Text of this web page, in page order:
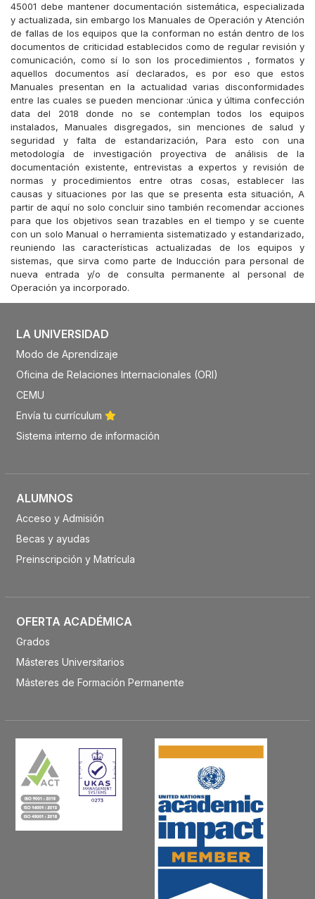
45001 debe mantener documentación sistemática, especializada
y actualizada, sin embargo los Manuales de Operación y Atención
de fallas de los equipos que la conforman no están dentro de los
documentos de criticidad establecidos como de regular revisión y
comunicación, como sí lo son los procedimientos , formatos y
aquellos documentos así declarados, es por eso que estos
Manuales presentan en la actualidad varias disconformidades
entre las cuales se pueden mencionar :única y última confección
data del 2018 donde no se contemplan todos los equipos
instalados, Manuales disgregados, sin menciones de salud y
seguridad y falta de estandarización, Para esto con una
metodología de investigación proyectiva de análisis de la
documentación existente, entrevistas a expertos y revisión de
normas y procedimientos entre otras cosas, establecer las
causas y situaciones por las que se presenta esta situación, A
partir de aquí no solo concluir sino también recomendar acciones
para que los objetivos sean trazables en el tiempo y se cuente
con un solo Manual o herramienta sistematizado y estandarizado,
reuniendo las características actualizadas de los equipos y
sistemas, que sirva como parte de Inducción para personal de
nueva entrada y/o de consulta permanente al personal de
Operación ya incorporado.
LA UNIVERSIDAD
Modo de Aprendizaje
Oficina de Relaciones Internacionales (ORI)
CEMU
Envía tu currículum
Sistema interno de información
ALUMNOS
Acceso y Admisión
Becas y ayudas
Preinscripción y Matrícula
OFERTA ACADÉMICA
Grados
Másteres Universitarios
Másteres de Formación Permanente